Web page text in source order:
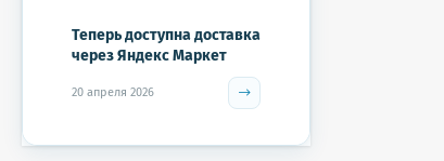
Теперь доступна доставка
через Яндекс Маркет
20 апреля 2026